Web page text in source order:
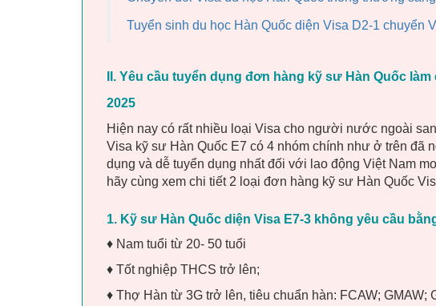
Tuyển sinh du học Hàn Quốc diện Visa D2-1 chuyển
II. Yêu cầu tuyển dụng đơn hàng kỹ sư Hàn Quốc
2025
Hiện nay có rất nhiều loại Visa cho người nước ngoài
Visa kỹ sư Hàn Quốc E7 có 4 nhóm chính như ở trên đã
dụng và dễ tuyển dụng nhất đối với lao động Việt Nam
hãy cùng xem chi tiết 2 loại đơn hàng kỹ sư Hàn Quốc
1. Kỹ sư Hàn Quốc diện Visa E7-3 không yêu cầu
♦ Nam tuổi từ 20- 50 tuổi
♦ Tốt nghiệp THCS trở lên;
♦ Thợ Hàn từ 3G trở lên, tiêu chuẩn hàn: FCAW; GMAW;